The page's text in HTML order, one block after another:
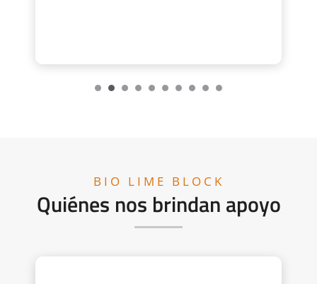
BIO LIME BLOCK
Quiénes nos brindan apoyo